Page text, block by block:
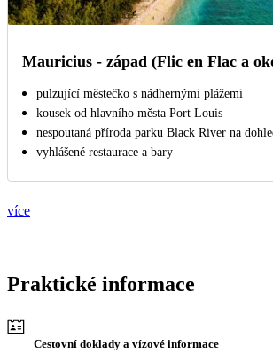
Mauricius - západ (Flic en Flac a
pulzující městečko s nádhernými plážemi
kousek od hlavního města Port Louis
nespoutaná příroda parku Black River na
vyhlášené restaurace a bary
více
Praktické informace
Cestovní doklady a vízové informace